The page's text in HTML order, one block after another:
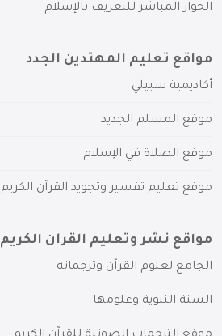
الحوار المباشر للتعريف بالإسلام
مواقع تعليم المهتدين الجدد
أكاديمية سبيلي
موقع المسلم الجديد
موقع الصلاة في الإسلام
موقع تعليم تفسير وتجويد القرآن الكريم
مواقع نشر وتعليم القرآن الكريم
الجامع لعلوم القرآن وترجماته
السنة النبوية وعلومها